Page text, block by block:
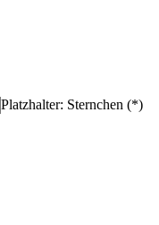
Platzhalter: Sternchen (*)